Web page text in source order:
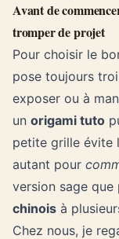
Avant de
tromper de projet
Pour choisir le
pose toujours
exposer ou à
un origami tuto
petite grille évite
autant pour
version sage que
chinois à
Chez nous, je